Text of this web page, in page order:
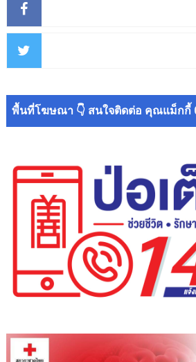
พื้นที่โฆษณา 👇 สนใจติดต่อ คุณแม็กกี้